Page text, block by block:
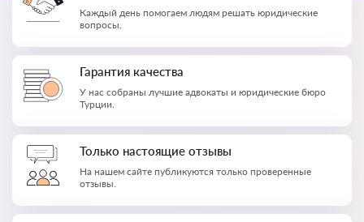
Каждый день помогаем людям решать юридические
вопросы.
Гарантия качества
У нас собраны лучшие адвокаты и юридические бюро
Турции.
Только настоящие отзывы
На нашем сайте публикуются только проверенные
отзывы.